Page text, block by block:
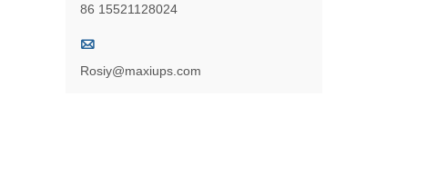
86 15521128024

Rosiy@maxiups.com